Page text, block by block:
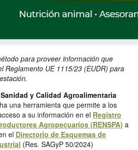
para proveer información que
Reglamento UE 1115/23 (EUDR) para
y Calidad Agroalimentaria
una herramienta que permite a los
a su información en el Registro
Agropecuarios (RENSPA) a
el Directorio de Esquemas de
(Res. SAGyP 50/2024)